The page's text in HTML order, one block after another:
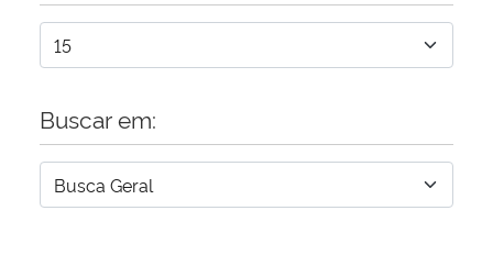
Buscar em: